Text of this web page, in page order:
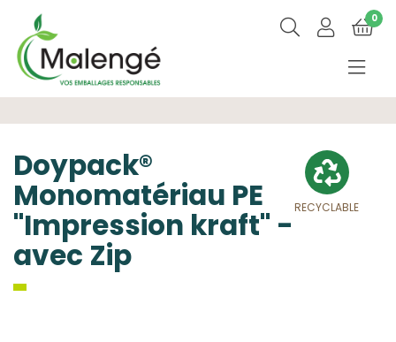
0
Doypack®
Monomatériau PE
"Impression kraft" -
avec Zip
RECYCLABLE